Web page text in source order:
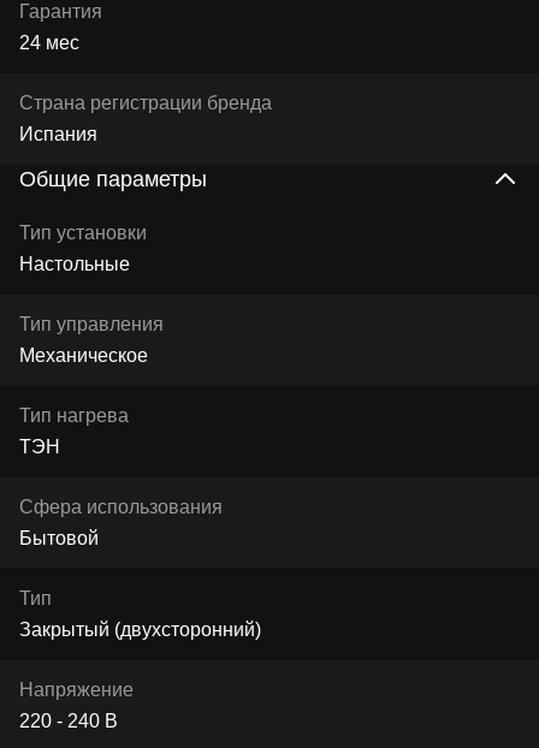
Гарантия
24 мес
Страна регистрации бренда
Испания
Общие параметры
Тип установки
Настольные
Тип управления
Механическое
Тип нагрева
ТЭН
Сфера использования
Бытовой
Тип
Закрытый (двухсторонний)
Напряжение
220 - 240 В